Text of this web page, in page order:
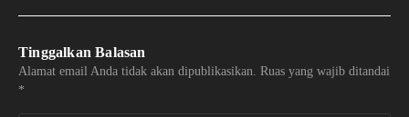
Tinggalkan Balasan
Alamat email Anda tidak akan dipublikasikan. Ruas yang wajib ditandai
*